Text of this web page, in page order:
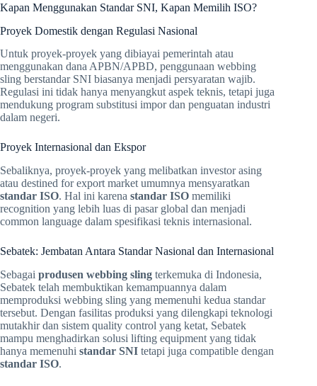
Kapan Menggunakan Standar SNI, Kapan Memilih ISO?
Proyek Domestik dengan Regulasi Nasional
Untuk proyek-proyek yang dibiayai pemerintah atau
menggunakan dana APBN/APBD, penggunaan webbing
sling berstandar SNI biasanya menjadi persyaratan wajib.
Regulasi ini tidak hanya menyangkut aspek teknis, tetapi juga
mendukung program substitusi impor dan penguatan industri
dalam negeri.
Proyek Internasional dan Ekspor
Sebaliknya, proyek-proyek yang melibatkan investor asing
atau destined for export market umumnya mensyaratkan
standar ISO. Hal ini karena standar ISO memiliki
recognition yang lebih luas di pasar global dan menjadi
common language dalam spesifikasi teknis internasional.
Sebatek: Jembatan Antara Standar Nasional dan Internasional
Sebagai produsen webbing sling terkemuka di Indonesia,
Sebatek telah membuktikan kemampuannya dalam
memproduksi webbing sling yang memenuhi kedua standar
tersebut. Dengan fasilitas produksi yang dilengkapi teknologi
mutakhir dan sistem quality control yang ketat, Sebatek
mampu menghadirkan solusi lifting equipment yang tidak
hanya memenuhi standar SNI tetapi juga compatible dengan
standar ISO.